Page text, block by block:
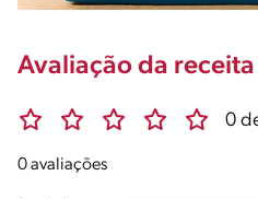
Avaliação da
0
0 avaliações